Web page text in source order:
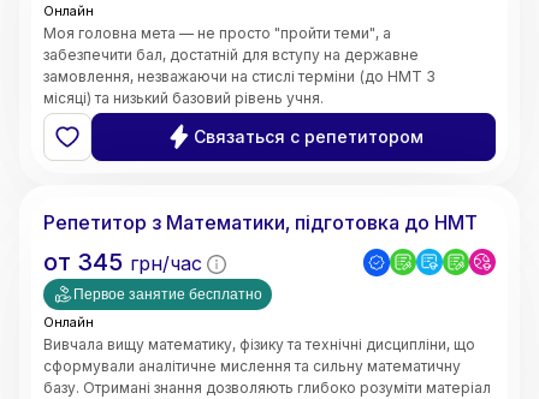
Онлайн
Моя головна мета — не просто "пройти теми", а
забезпечити бал, достатній для вступу на державне
замовлення, незважаючи на стислі терміни (до НМТ 3
місяці) та низький базовий рівень учня.
Швидке відновлення бази знань;
Связаться с репетитором
Репетитор з Математики, підготовка до НМТ
от 345 грн/час
Первое занятие бесплатно
Онлайн
Вивчала вищу математику, фізику та технічні дисципліни, що
сформували аналітичне мислення та сильну математичну
базу. Отримані знання дозволяють глибоко розуміти матеріал